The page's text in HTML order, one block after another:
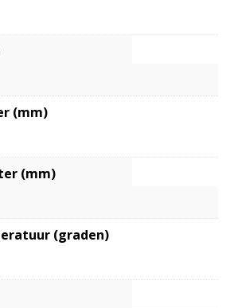
(mm)
(mm)
(graden)